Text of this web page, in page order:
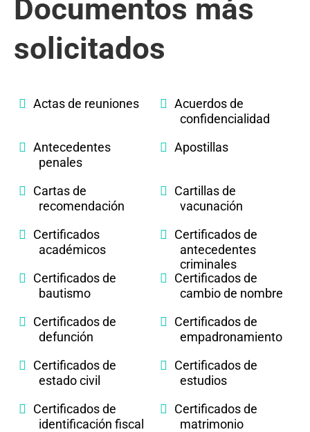
Documentos más
solicitados
Actas de reuniones
Acuerdos de
confidencialidad
Antecedentes
penales
Apostillas
Cartas de
recomendación
Cartillas de
vacunación
Certificados
académicos
Certificados de
antecedentes
criminales
Certificados de
bautismo
Certificados de
cambio de nombre
Certificados de
defunción
Certificados de
empadronamiento
Certificados de
estado civil
Certificados de
estudios
Certificados de
identificación fiscal
Certificados de
matrimonio